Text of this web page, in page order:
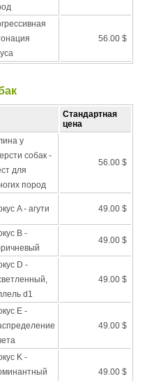
56.00 $
Стандартная
цена
у
собак -
для
пород
56.00 $
A - агути 49.00 $
B -
49.00 $
D -
d1
49.00 $
Е -
49.00 $
K -
49.00 $